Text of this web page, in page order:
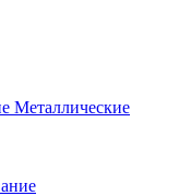
Металлические